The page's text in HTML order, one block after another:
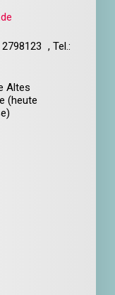
2798123 , Tel.:
Altes
(heute